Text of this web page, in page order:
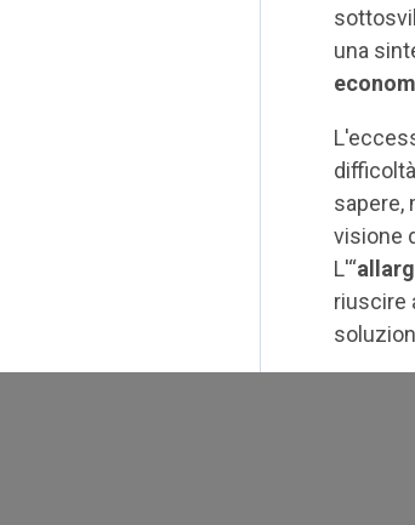
una
sapere,
visione
L'“
riuscire